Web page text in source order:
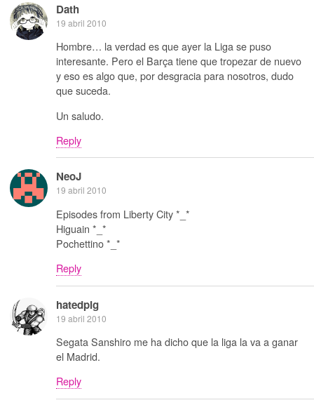
Dath
19 abril 2010
Hombre… la verdad es que ayer la Liga se puso
interesante. Pero el Barça tiene que tropezar de nuevo
y eso es algo que, por desgracia para nosotros, dudo
que suceda.
Un saludo.
Reply
NeoJ
19 abril 2010
Episodes from Liberty City *_*
Higuain *_*
Pochettino *_*
Reply
hatedpig
19 abril 2010
Segata Sanshiro me ha dicho que la liga la va a ganar
el Madrid.
Reply